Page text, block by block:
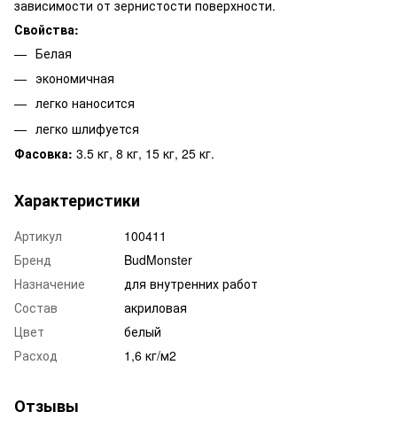
зависимости от зернистости поверхности.
Свойства:
Белая
экономичная
легко наносится
легко шлифуется
Фасовка: 3.5 кг, 8 кг, 15 кг, 25 кг.
Характеристики
Артикул
100411
Бренд
BudMonster
Назначение
для внутренних работ
Состав
акриловая
Цвет
белый
Расход
1,6 кг/м2
Отзывы